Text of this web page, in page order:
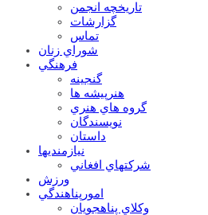
تاریخچه انجمن
گزارشات
تماس
شوراي زنان
فرهنگي
گنجينه
هنرپيشه ها
گروه هاي هنري
نويسندگان
داستان
نيازمنديها
شرکتهاي افغاني
ورزش
امورپناهندگي
وکلاي پناهجويان